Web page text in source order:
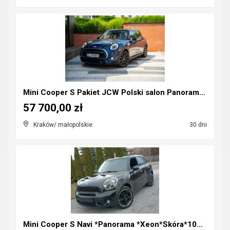
Mini Cooper S Pakiet JCW Polski salon Panorama Hea...
Kraków/ małopolskie 30 dni
57 700,00 zł
Mini Cooper S Navi *Panorama *Xeon*Skóra*100%Orygi...